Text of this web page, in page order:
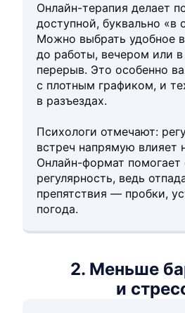
Онлайн-терапия делает
доступной, буквально «в
Можно выбрать удобное
до работы, вечером или
перерыв. Это особенно
с плотным графиком, и
в разъездах.
Психологи отмечают:
встреч напрямую влияет
Онлайн-формат помогает
регулярность, ведь
препятствия — пробки,
погода.
2. Меньше
и